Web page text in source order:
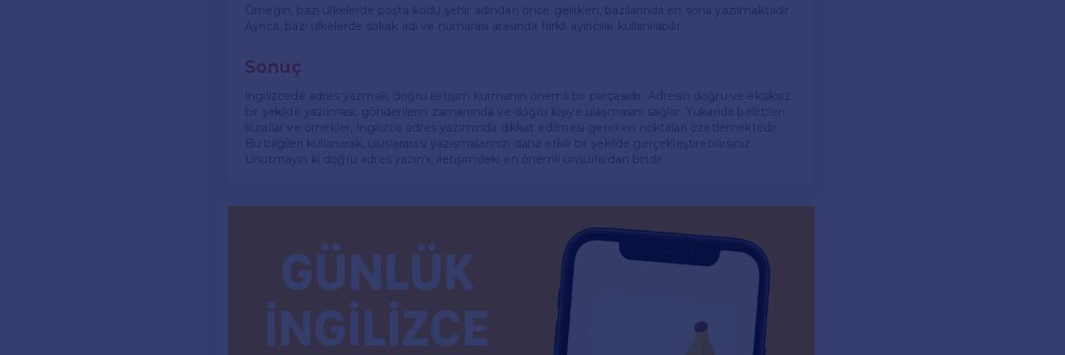
Örneğin, bazı ülkelerde posta kodu şehir adından önce gelirken, bazılarında en sona yazılmaktadır.
Ayrıca, bazı ülkelerde sokak adı ve numarası arasında farklı ayırıcılar kullanılabilir.
Sonuç
İngilizcede adres yazmak, doğru iletişim kurmanın önemli bir parçasıdır. Adresin doğru ve eksiksiz
bir şekilde yazılması, gönderilerin zamanında ve doğru kişiye ulaşmasını sağlar. Yukarıda belirtilen
kurallar ve örnekler, İngilizce adres yazımında dikkat edilmesi gereken noktaları özetlemektedir.
Bu bilgileri kullanarak, uluslararası yazışmalarınızı daha etkili bir şekilde gerçekleştirebilirsiniz.
Unutmayın ki doğru adres yazımı, iletişimdeki en önemli unsurlardan biridir.